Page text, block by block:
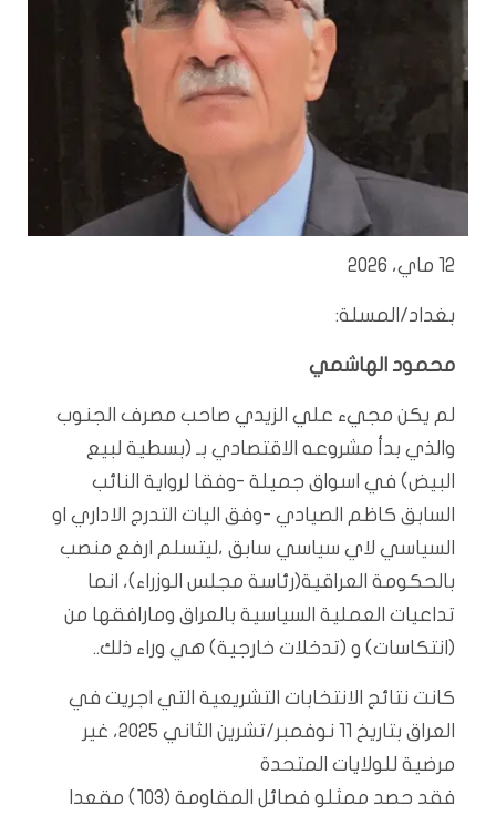
12 ماي، 2026
بغداد/المسلة:
محمود الهاشمي
لم يكن مجيء علي الزيدي صاحب مصرف الجنوب
والذي بدأ مشروعه الاقتصادي بـ (بسطية لبيع
البيض) في اسواق جميلة -وفقا لرواية النائب
السابق كاظم الصيادي -وفق اليات التدرج الاداري او
السياسي لاي سياسي سابق ،ليتسلم ارفع منصب
بالحكومة العراقية(رئاسة مجلس الوزراء)، انما
تداعيات العملية السياسية بالعراق ومارافقها من
(انتكاسات) و (تدخلات خارجية) هي وراء ذلك..
كانت نتائج الانتخابات التشريعية التي اجريت في
العراق بتاريخ 11 نوفمبر/تشرين الثاني 2025، غير
مرضية للولايات المتحدة
فقد حصد ممثلو فصائل المقاومة (١٠٣) مقعدا